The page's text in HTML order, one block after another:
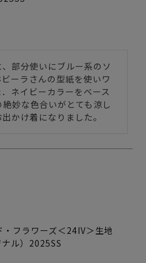
部分使いにブルー系のソ
ーラさんの型紙を使いワ
ネイビーカラーをベース
妙な色合いがとても涼し
かけ着になりました。
フラワーズ＜24IV＞生地
ナル）2025SS